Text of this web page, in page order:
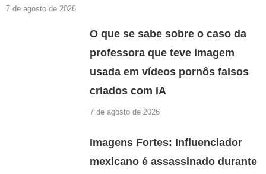
7 de agosto de 2026
O que se sabe sobre o caso da
professora que teve imagem
usada em vídeos pornôs falsos
criados com IA
7 de agosto de 2026
Imagens Fortes: Influenciador
mexicano é assassinado durante